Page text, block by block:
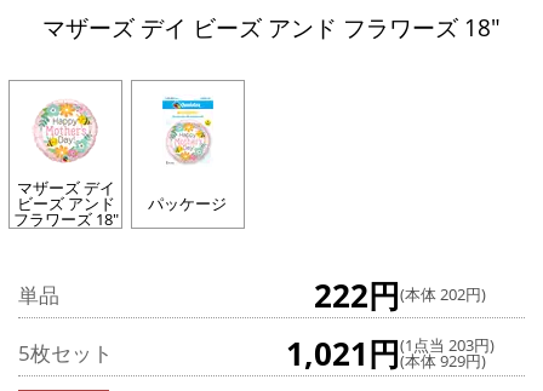
マザーズ デイ ビーズ アンド フラワーズ 18"
マザーズ デイ
ビーズ アンド
フラワーズ 18"
パッケージ
単品 222円(本体 202円)
5枚セット 1,021円(1点当 203円)
(本体 929円)